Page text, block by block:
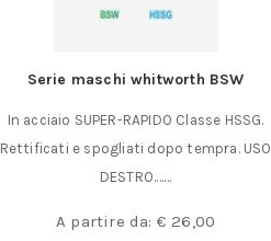
Serie maschi whitworth BSW
In acciaio SUPER-RAPIDO Classe HSSG.
Rettificati e spogliati dopo tempra. USO
DESTRO.……
A partire da: € 26,00